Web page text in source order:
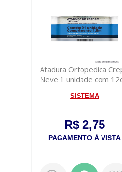
Atadura Ortopedica
Neve 1 unidade com
SISTEMA
R$ 2,75
PAGAMENTO À VISTA